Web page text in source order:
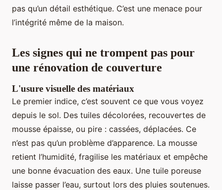
pas qu’un détail esthétique. C’est une menace pour
l’intégrité même de la maison.
Les signes qui ne trompent pas pour
une rénovation de couverture
L'usure visuelle des matériaux
Le premier indice, c’est souvent ce que vous voyez
depuis le sol. Des tuiles décolorées, recouvertes de
mousse épaisse, ou pire : cassées, déplacées. Ce
n’est pas qu’un problème d’apparence. La mousse
retient l’humidité, fragilise les matériaux et empêche
une bonne évacuation des eaux. Une tuile poreuse
laisse passer l’eau, surtout lors des pluies soutenues.